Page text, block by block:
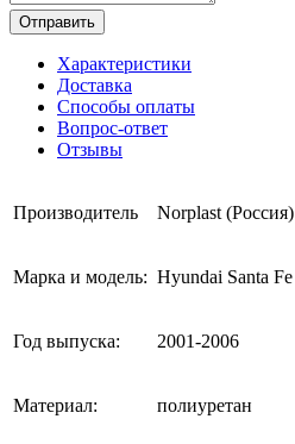
Отправить
Характеристики
Доставка
Способы оплаты
Вопрос-ответ
Отзывы
Производитель Norplast (Россия)
Марка и модель: Hyundai Santa Fe
Год выпуска: 2001-2006
Материал: полиуретан